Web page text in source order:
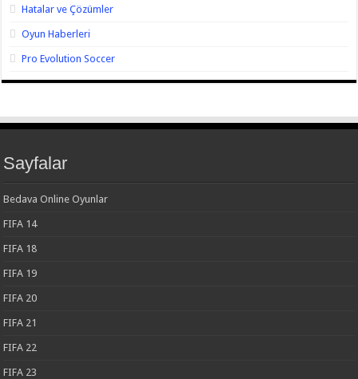
Hatalar ve Çözümler
Oyun Haberleri
Pro Evolution Soccer
Sayfalar
Bedava Online Oyunlar
FIFA 14
FIFA 18
FIFA 19
FIFA 20
FIFA 21
FIFA 22
FIFA 23